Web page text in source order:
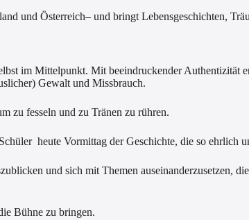
und Österreich– und bringt Lebensgeschichten,
im Mittelpunkt. Mit beeindruckender Authentizität
Gewalt und Missbrauch.
zu fesseln und zu Tränen zu rühren.
heute Vormittag der Geschichte, die so ehrlich
und sich mit Themen auseinanderzusetzen,
Bühne zu bringen.